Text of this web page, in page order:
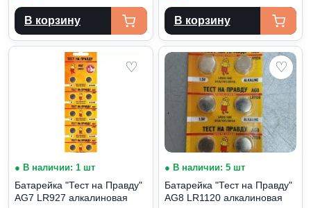
В корзину В корзину
♡
● В наличии: 1 шт
Батарейка "Тест на Правду"
АG7 LR927 алкалиновая
♡
● В наличии: 5 шт
Батарейка "Тест на Правду"
АG8 LR1120 алкалиновая